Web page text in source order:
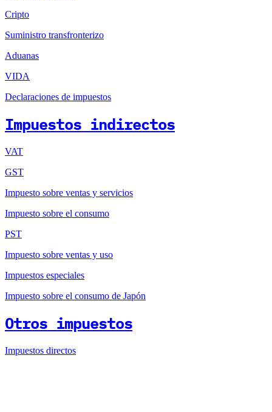
Cripto
Suministro transfronterizo
Aduanas
VIDA
Declaraciones de impuestos
Impuestos indirectos
VAT
GST
Impuesto sobre ventas y servicios
Impuesto sobre el consumo
PST
Impuesto sobre ventas y uso
Impuestos especiales
Impuesto sobre el consumo de Japón
Otros impuestos
Impuestos directos